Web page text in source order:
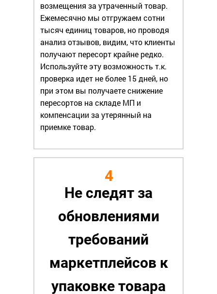
возмещения за утраченный товар.
Ежемесячно мы отгружаем сотни
тысяч единиц товаров, но проводя
анализ отзывов, видим, что клиенты
получают пересорт крайне редко.
Используйте эту возможность т.к.
проверка идет не более 15 дней, но
при этом вы получаете снижение
пересортов на складе МП и
компенсации за утерянный на
приемке товар.
4
Не следят за
обновлениями
требований
маркетплейсов к
упаковке товара